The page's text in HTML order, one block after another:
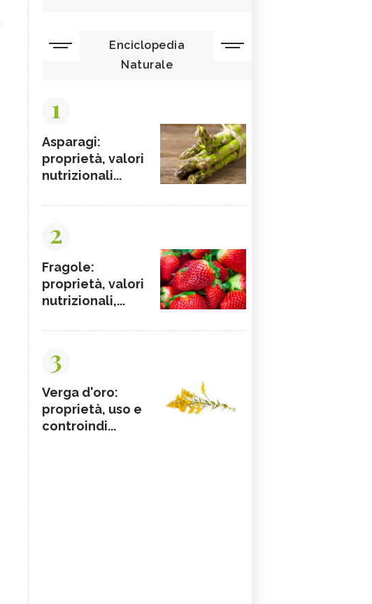
Enciclopedia
Naturale
1
Asparagi:
proprietà, valori
nutrizionali...
2
Fragole:
proprietà, valori
nutrizionali,...
3
Verga d'oro:
proprietà, uso e
controindi...